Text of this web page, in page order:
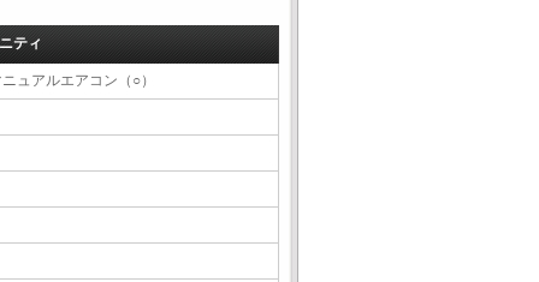
ティ
ュアルエアコン（○）